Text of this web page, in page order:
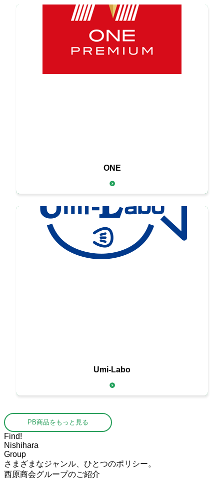
そのひと皿を特別なオンリーワンにする
高品質な定番ブランド「ONE」。
ONE
新鮮な海の幸を
お届けする
Umi-Labo
PB商品をもっと見る
Find!
Nishihara
Group
さまざまなジャンル、ひとつのポリシー。
西原商会グループのご紹介